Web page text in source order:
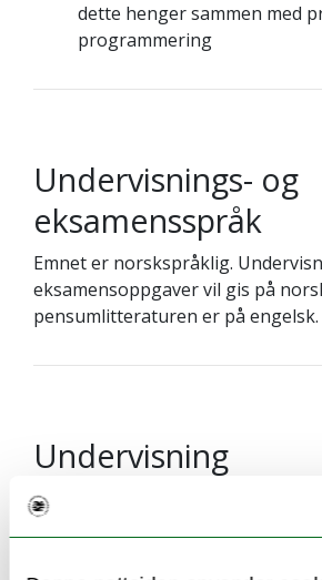
dette henger sammen med
programmering
Undervisnings- og
eksamensspråk
Emnet er norskspråklig.
eksamensoppgaver vil gis på
pensumlitteraturen er på engelsk.
Undervisning
Forelesninger: 30 timer, Kollokvier:
Lab.veiledning: 30 timer. Emnet gis